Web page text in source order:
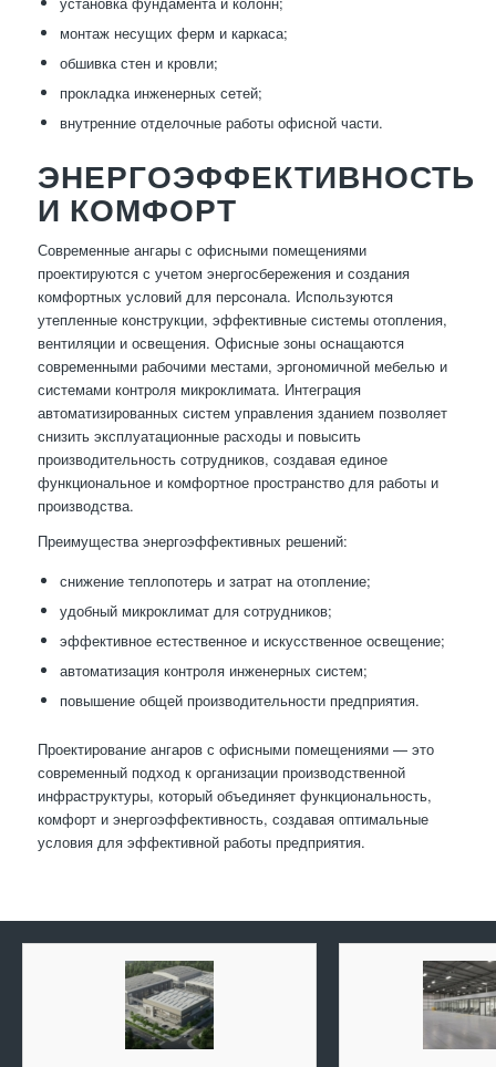
монтаж несущих ферм и каркаса;
обшивка стен и кровли;
прокладка инженерных сетей;
внутренние отделочные работы офисной части.
ЭНЕРГОЭФФЕКТИВНОСТЬ
И КОМФОРТ
Современные ангары с офисными помещениями
проектируются с учетом энергосбережения и создания
комфортных условий для персонала. Используются
утепленные конструкции, эффективные системы отопления,
вентиляции и освещения. Офисные зоны оснащаются
современными рабочими местами, эргономичной мебелью и
системами контроля микроклимата. Интеграция
автоматизированных систем управления зданием позволяет
снизить эксплуатационные расходы и повысить
производительность сотрудников, создавая единое
функциональное и комфортное пространство для работы и
производства.
Преимущества энергоэффективных решений:
снижение теплопотерь и затрат на отопление;
удобный микроклимат для сотрудников;
эффективное естественное и искусственное освещение;
автоматизация контроля инженерных систем;
повышение общей производительности предприятия.
Проектирование ангаров с офисными помещениями — это
современный подход к организации производственной
инфраструктуры, который объединяет функциональность,
комфорт и энергоэффективность, создавая оптимальные
условия для эффективной работы предприятия.